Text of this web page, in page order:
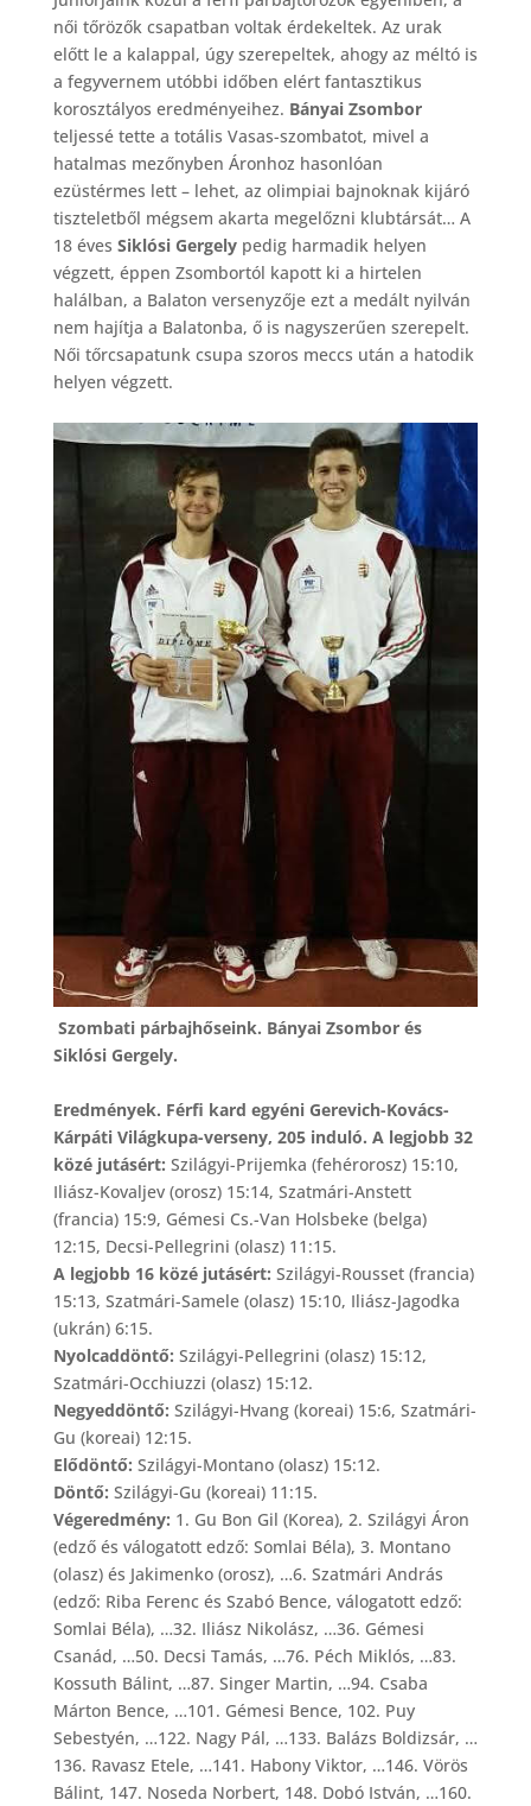
női tőrözők csapatban voltak érdekeltek. Az urak
előtt le a kalappal, úgy szerepeltek, ahogy az méltó is
a fegyvernem utóbbi időben elért fantasztikus
korosztályos eredményeihez. Bányai Zsombor
teljessé tette a totális Vasas-szombatot, mivel a
hatalmas mezőnyben Áronhoz hasonlóan
ezüstérmes lett – lehet, az olimpiai bajnoknak kijáró
tiszteletből mégsem akarta megelőzni klubtársát… A
18 éves Siklósi Gergelypedig harmadik helyen
végzett, éppen Zsombortól kapott ki a hirtelen
halálban, a Balaton versenyzője ezt a medált nyilván
nem hajítja a Balatonba, ő is nagyszerűen szerepelt.
Női tőrcsapatunk csupa szoros meccs után a hatodik
helyen végzett.
Szombati párbajhőseink. Bányai Zsombor és
Siklósi Gergely.
Eredmények. Férfi kard egyéni Gerevich-Kovács-
Kárpáti Világkupa-verseny, 205 induló. A legjobb 32
közé jutásért: Szilágyi-Prijemka (fehérorosz) 15:10,
Iliász-Kovaljev (orosz) 15:14, Szatmári-Anstett
(francia) 15:9, Gémesi Cs.-Van Holsbeke (belga)
12:15, Decsi-Pellegrini (olasz) 11:15.
A legjobb 16 közé jutásért: Szilágyi-Rousset (francia)
15:13, Szatmári-Samele (olasz) 15:10, Iliász-Jagodka
(ukrán) 6:15.
Nyolcaddöntő: Szilágyi-Pellegrini (olasz) 15:12,
Szatmári-Occhiuzzi (olasz) 15:12.
Negyeddöntő: Szilágyi-Hvang (koreai) 15:6, Szatmári-
Gu (koreai) 12:15.
Elődöntő: Szilágyi-Montano (olasz) 15:12.
Döntő: Szilágyi-Gu (koreai) 11:15.
Végeredmény: 1. Gu Bon Gil (Korea), 2. Szilágyi Áron
(edző és válogatott edző: Somlai Béla), 3. Montano
(olasz) és Jakimenko (orosz), …6. Szatmári András
(edző: Riba Ferenc és Szabó Bence, válogatott edző:
Somlai Béla), …32. Iliász Nikolász, …36. Gémesi
Csanád, …50. Decsi Tamás, …76. Péch Miklós, …83.
Kossuth Bálint, …87. Singer Martin, …94. Csaba
Márton Bence, …101. Gémesi Bence, 102. Puy
Sebestyén, …122. Nagy Pál, …133. Balázs Boldizsár, …
136. Ravasz Etele, …141. Habony Viktor, …146. Vörös
Bálint, 147. Noseda Norbert, 148. Dobó István, …160.